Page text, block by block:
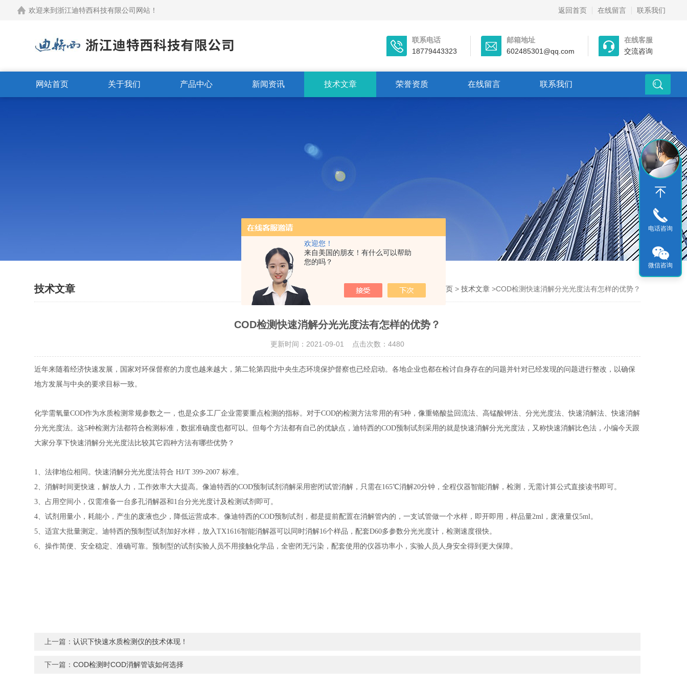
欢迎您！
来自美国的朋友！有什么可以帮助
您的吗？
欢迎来到浙江迪特西科技有限公司网站！ 返回首页 在线留言 联系我们
联系电话
18779443323
邮箱地址
602485301@qq.com
在线客服
交流咨询
网站首页 关于我们 产品中心 新闻资讯 技术文章 荣誉资质 在线留言 联系我们
技术文章 当前位置： 主页> 技术文章>COD检测快速消解分光光度法有怎样的优势？
COD检测快速消解分光光度法有怎样的优势？
更新时间：2021-09-01 点击次数：4480
近年来随着经济快速发展，国家对环保督察的力度也越来越大，第二轮第四批中央生态环境保护督察也已经启动。各地企业也都在检讨自身存在的问题并针对已经发现的问题进行整改，以确保
地方发展与中央的要求目标一致。
化学需氧量COD作为水质检测常规参数之一，也是众多工厂企业需要重点检测的指标。对于COD的检测方法常用的有5种，像重铬酸盐回流法、高锰酸钾法、分光光度法、快速消解法、快速消解
分光光度法。这5种检测方法都符合检测标准，数据准确度也都可以。但每个方法都有自己的优缺点，迪特西的COD预制试剂采用的就是快速消解分光光度法，又称快速消解比色法，小编今天跟
大家分享下快速消解分光光度法比较其它四种方法有哪些优势？
1、法律地位相同。快速消解分光光度法符合 HJ/T 399-2007 标准。
2、消解时间更快速，解放人力，工作效率大大提高。像迪特西的COD预制试剂消解采用密闭试管消解，只需在165℃消解20分钟，全程仪器智能消解，检测，无需计算公式直接读书即可。
3、占用空间小，仅需准备一台多孔消解器和1台分光光度计及检测试剂即可。
4、试剂用量小，耗能小，产生的废液也少，降低运营成本。像迪特西的COD预制试剂，都是提前配置在消解管内的，一支试管做一个水样，即开即用，样品量2ml，废液量仅5ml。
5、适宜大批量测定。迪特西的预制型试剂加好水样，放入TX1616智能消解器可以同时消解16个样品，配套D60多参数分光光度计，检测速度很快。
6、操作简便、安全稳定、准确可靠。预制型的试剂实验人员不用接触化学品，全密闭无污染，配套使用的仪器功率小，实验人员人身安全得到更大保障。
上一篇：认识下快速水质检测仪的技术体现！
下一篇：COD检测时COD消解管该如何选择
电话咨询
微信咨询